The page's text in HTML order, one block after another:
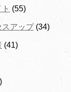
(55)
スアップ(34)
(41)